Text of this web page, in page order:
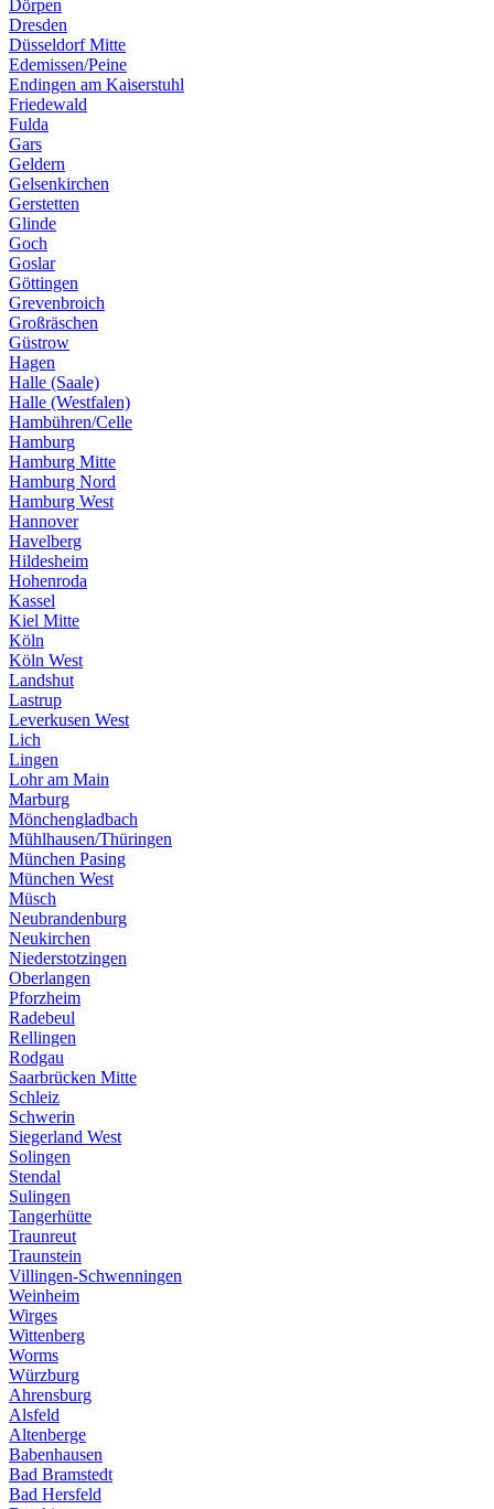
Dörpen
Dresden
Düsseldorf Mitte
Edemissen/Peine
Endingen am Kaiserstuhl
Friedewald
Fulda
Gars
Geldern
Gelsenkirchen
Gerstetten
Glinde
Goch
Goslar
Göttingen
Grevenbroich
Großräschen
Güstrow
Hagen
Halle (Saale)
Halle (Westfalen)
Hambühren/Celle
Hamburg
Hamburg Mitte
Hamburg Nord
Hamburg West
Hannover
Havelberg
Hildesheim
Hohenroda
Kassel
Kiel Mitte
Köln
Köln West
Landshut
Lastrup
Leverkusen West
Lich
Lingen
Lohr am Main
Marburg
Mönchengladbach
Mühlhausen/Thüringen
München Pasing
München West
Müsch
Neubrandenburg
Neukirchen
Niederstotzingen
Oberlangen
Pforzheim
Radebeul
Rellingen
Rodgau
Saarbrücken Mitte
Schleiz
Schwerin
Siegerland West
Solingen
Stendal
Sulingen
Tangerhütte
Traunreut
Traunstein
Villingen-Schwenningen
Weinheim
Wirges
Wittenberg
Worms
Würzburg
Ahrensburg
Alsfeld
Altenberge
Babenhausen
Bad Bramstedt
Bad Hersfeld